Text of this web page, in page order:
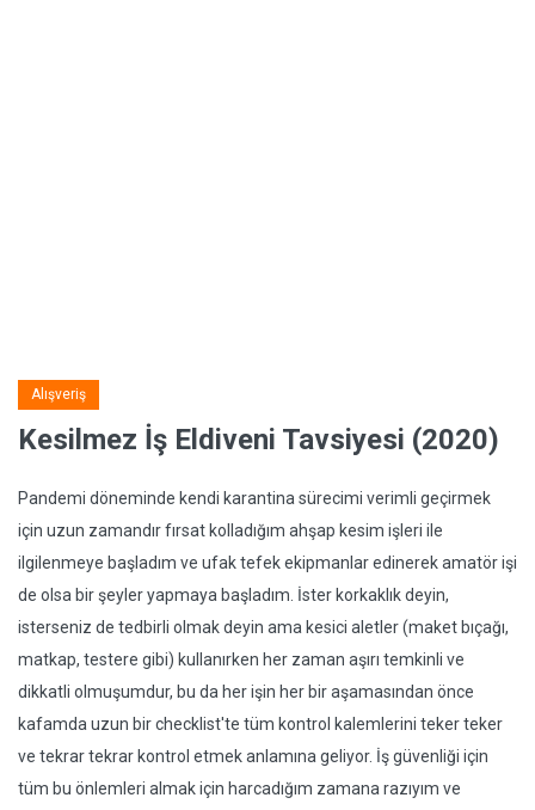
Alışveriş
Kesilmez İş Eldiveni Tavsiyesi (2020)
Pandemi döneminde kendi karantina sürecimi verimli geçirmek
için uzun zamandır fırsat kolladığım ahşap kesim işleri ile
ilgilenmeye başladım ve ufak tefek ekipmanlar edinerek amatör işi
de olsa bir şeyler yapmaya başladım. İster korkaklık deyin,
isterseniz de tedbirli olmak deyin ama kesici aletler (maket bıçağı,
matkap, testere gibi) kullanırken her zaman aşırı temkinli ve
dikkatli olmuşumdur, bu da her işin her bir aşamasından önce
kafamda uzun bir checklist'te tüm kontrol kalemlerini teker teker
ve tekrar tekrar kontrol etmek anlamına geliyor. İş güvenliği için
tüm bu önlemleri almak için harcadığım zamana razıyım ve